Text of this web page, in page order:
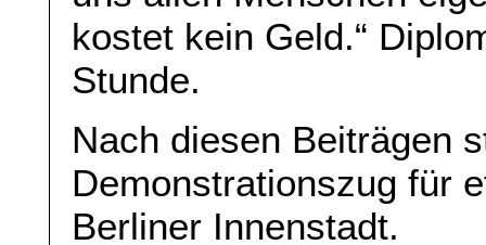
kostet kein Geld.“
Stunde.
Nach diesen Beiträgen
Demonstrationszug für
Berliner Innenstadt.